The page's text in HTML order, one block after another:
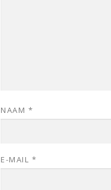
NAAM *
E-MAIL *